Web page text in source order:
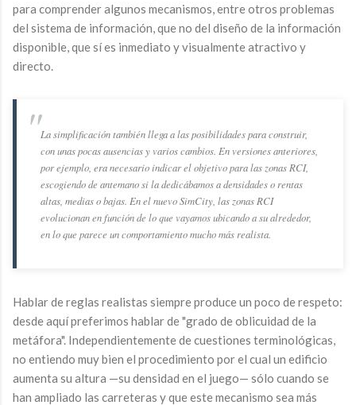
para comprender algunos mecanismos, entre otros problemas
del sistema de información, que no del diseño de la información
disponible, que sí es inmediato y visualmente atractivo y
directo.
La simplificación también llega a las posibilidades para construir,
con unas pocas ausencias y varios cambios. En versiones anteriores,
por ejemplo, era necesario indicar el objetivo para las zonas RCI,
escogiendo de antemano si la dedicábamos a densidades o rentas
altas, medias o bajas. En el nuevo SimCity, las zonas RCI
evolucionan en función de lo que vayamos ubicando a su alrededor,
en lo que parece un comportamiento mucho más realista.
Hablar de reglas realistas siempre produce un poco de respeto:
desde aquí preferimos hablar de "grado de oblicuidad de la
metáfora". Independientemente de cuestiones terminológicas,
no entiendo muy bien el procedimiento por el cual un edificio
aumenta su altura —su densidad en el juego— sólo cuando se
han ampliado las carreteras y que este mecanismo sea más